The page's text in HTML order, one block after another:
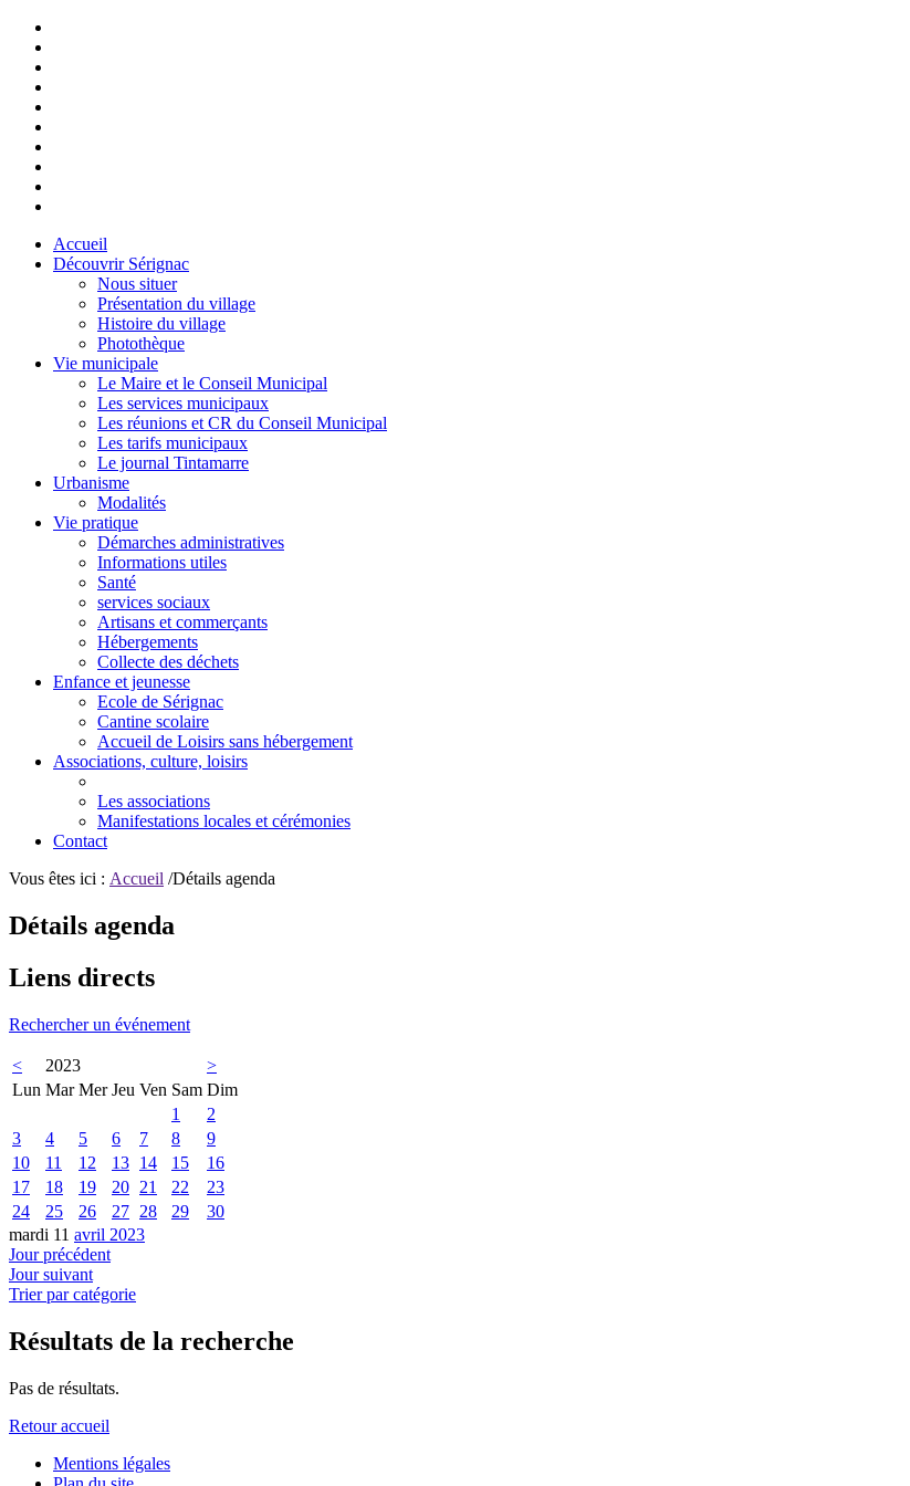
Accueil
Découvrir Sérignac
Nous situer
Présentation du village
Histoire du village
Photothèque
Vie municipale
Le Maire et le Conseil Municipal
Les services municipaux
Les réunions et CR du Conseil Municipal
Les tarifs municipaux
Le journal Tintamarre
Urbanisme
Modalités
Vie pratique
Démarches administratives
Informations utiles
Santé
services sociaux
Artisans et commerçants
Hébergements
Collecte des déchets
Enfance et jeunesse
Ecole de Sérignac
Cantine scolaire
Accueil de Loisirs sans hébergement
Associations, culture, loisirs
Les associations
Manifestations locales et cérémonies
Contact
Vous êtes ici : Accueil /Détails agenda
Détails agenda
Liens directs
Rechercher un événement
< 2023
>
Lun Mar Mer Jeu Ven Sam Dim
1
2
3
4 5 6 7 8
9
10
11 12 13 14 15
16
17
18 19 20 21 22
23
24
25 26 27 28 29
30
mardi 11 avril 2023
Jour précédent
Jour suivant
Trier par catégorie
Résultats de la recherche
Pas de résultats.
Retour accueil
Mentions légales